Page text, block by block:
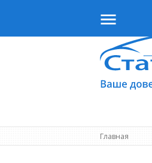
Главная